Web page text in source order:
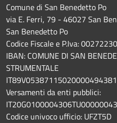
Comune di San Benedetto Po
via E. Ferri, 79 - 46027 San
San Benedetto Po
Codice Fiscale e P.Iva:
IBAN: COMUNE DI SAN
STRUMENTALE
Versamenti da enti pubblici:
Codice univoco ufficio: UFZT5D